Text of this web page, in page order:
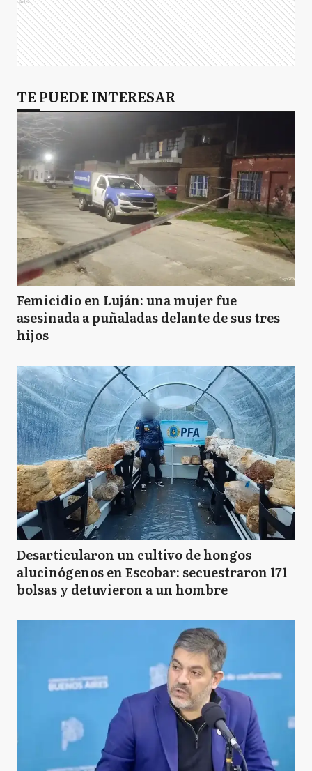
TE PUEDE INTERESAR
Femicidio en Luján: una mujer fue
asesinada a puñaladas delante de sus tres
hijos
Desarticularon un cultivo de hongos
alucinógenos en Escobar: secuestraron 171
bolsas y detuvieron a un hombre